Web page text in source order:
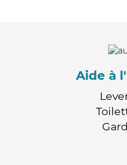
Aide à